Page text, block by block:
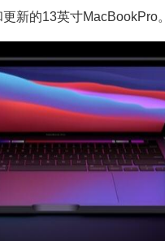
新的13英寸MacBookPro。